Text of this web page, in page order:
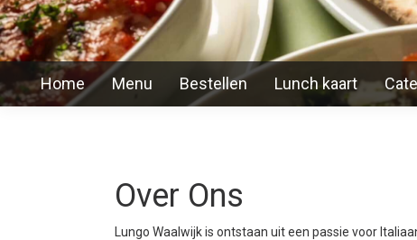
Home Menu Bestellen Lunch kaart
Over Ons
Lungo Waalwijk is ontstaan uit een passie voor